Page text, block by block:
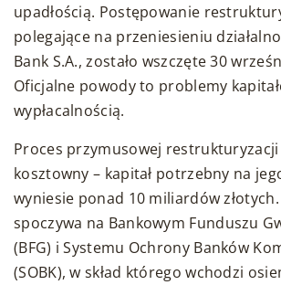
upadłością. Postępowanie
polegające na przeniesieniu
Bank S.A., zostało wszczęte 30
Oficjalne powody to problemy
wypłacalnością.
Proces przymusowej
kosztowny – kapitał potrzebny na
wyniesie ponad 10 miliardów
spoczywa na Bankowym Funduszu
(BFG) i Systemu Ochrony Banków
(SOBK), w skład którego wchodzi